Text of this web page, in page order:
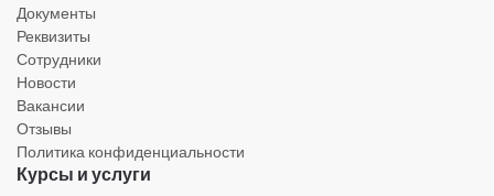
Документы
Реквизиты
Сотрудники
Новости
Вакансии
Отзывы
Политика конфиденциальности
Курсы и услуги